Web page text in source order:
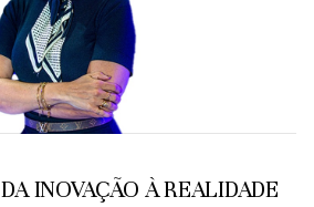
INOVAÇÃO À REALIDADE